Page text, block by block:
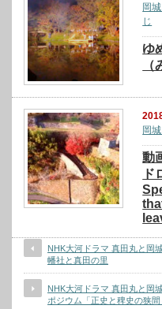
岡
じ
ゆ
岡
動
NHK大河ドラマ 真田丸と
幡社と真田の里
NHK大河ドラマ 真田丸と岡
ポジウム「正史と稗史の狭間